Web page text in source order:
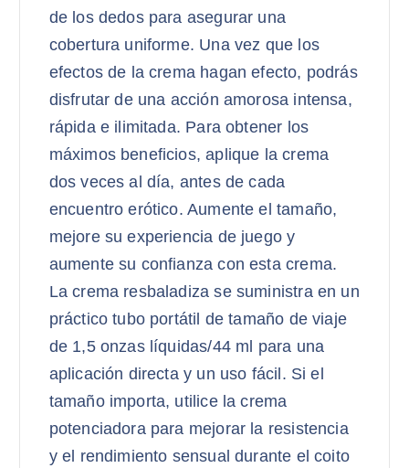
de los dedos para asegurar una
cobertura uniforme. Una vez que los
efectos de la crema hagan efecto, podrás
disfrutar de una acción amorosa intensa,
rápida e ilimitada. Para obtener los
máximos beneficios, aplique la crema
dos veces al día, antes de cada
encuentro erótico. Aumente el tamaño,
mejore su experiencia de juego y
aumente su confianza con esta crema.
La crema resbaladiza se suministra en un
práctico tubo portátil de tamaño de viaje
de 1,5 onzas líquidas/44 ml para una
aplicación directa y un uso fácil. Si el
tamaño importa, utilice la crema
potenciadora para mejorar la resistencia
y el rendimiento sensual durante el coito